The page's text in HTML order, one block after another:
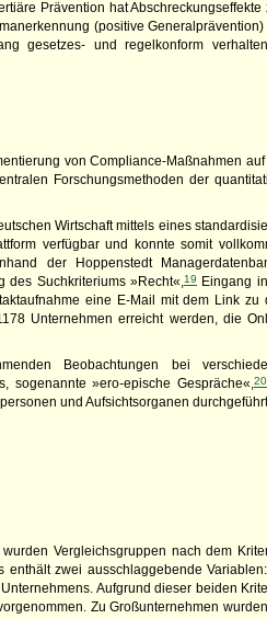
Prävention hat Abschreckungseffekte
(positive Generalprävention)
gesetzes- und regelkonform
von Compliance-Maßnahmen
Forschungsmethoden der
Wirtschaft mittels eines
verfügbar und konnte somit
der Hoppenstedt
des Suchkriteriums »Recht«,19Eingang
eine E-Mail mit dem Link zu
Unternehmen erreicht werden, die
Beobachtungen bei
sogenannte »ero-epische Gespräche«,20
und Aufsichtsorganen
Vergleichsgruppen nach dem
enthält zwei ausschlaggebende
Aufgrund dieser beiden
Zu Großunternehmen